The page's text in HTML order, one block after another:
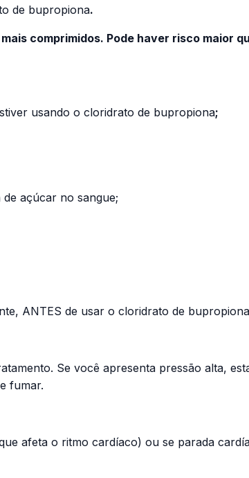
de bupropiona.
comprimidos. Pode haver risco maior
usando o cloridrato de bupropiona;
açúcar no sangue;
ANTES de usar o cloridrato de
Se você apresenta pressão alta,
fumar.
afeta o ritmo cardíaco) ou se parada